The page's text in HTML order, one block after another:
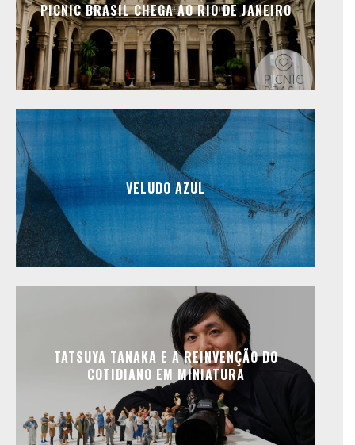
PICNIC BRASIL CHEGA AO RIO DE JANEIRO
VELUDO AZUL
TATSUYA TANAKA E A REINVENÇÃO DO
COTIDIANO EM MINIATURA